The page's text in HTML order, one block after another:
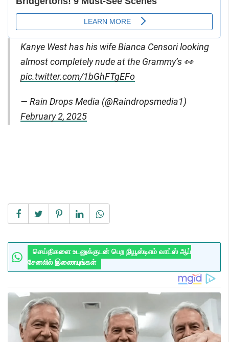
Kanye West has his wife Bianca Censori looking
almost completely nude at the Grammy’s 👀
pic.twitter.com/1bGhFTgEFo
— Rain Drops Media (@Raindropsmedia1)
February 2, 2025
செய்திகளை உடனுக்குடன் பெற நியூஸ்டிஎம் வாட்ஸ் ஆப்
சேனலில் இணையுங்கள்